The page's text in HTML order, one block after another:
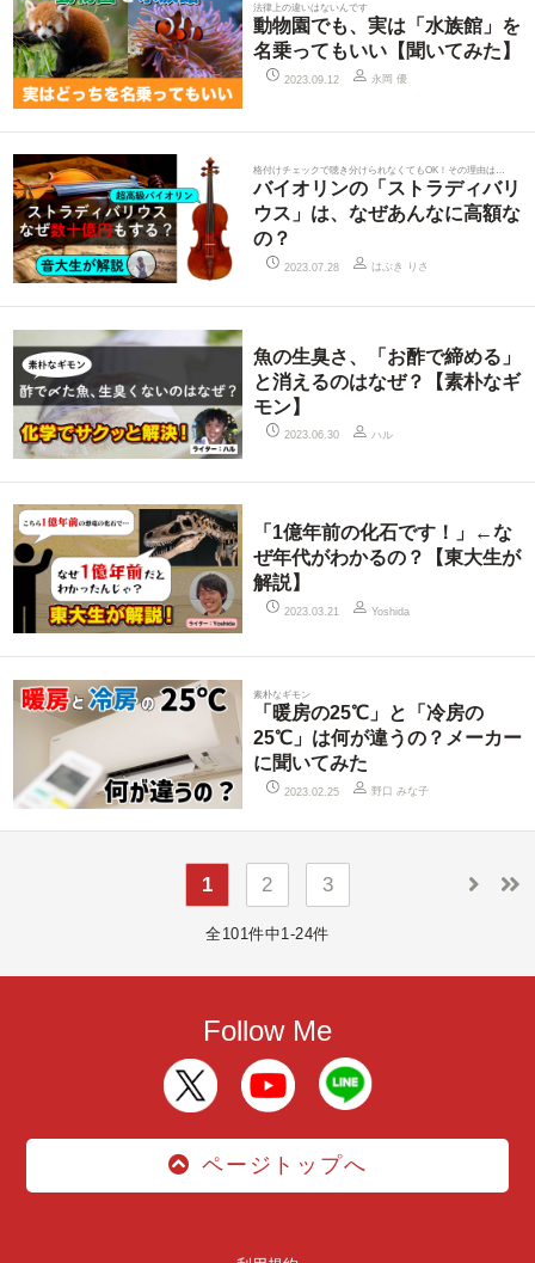
法律上の違いはないんです
動物園でも、実は「水族館」を
名乗ってもいい【聞いてみた】
2023.09.12 永岡 優
格付けチェックで聴き分けられなくてもOK！その理由は…
バイオリンの「ストラディバリ
ウス」は、なぜあんなに高額な
の？
2023.07.28 はぶき りさ
魚の生臭さ、「お酢で締める」
と消えるのはなぜ？【素朴なギ
モン】
2023.06.30 ハル
「1億年前の化石です！」←な
ぜ年代がわかるの？【東大生が
解説】
2023.03.21 Yoshida
素朴なギモン
「暖房の25℃」と「冷房の
25℃」は何が違うの？メーカー
に聞いてみた
2023.02.25 野口 みな子
1 2 3
全101件中1-24件
Follow Me
ページトップへ